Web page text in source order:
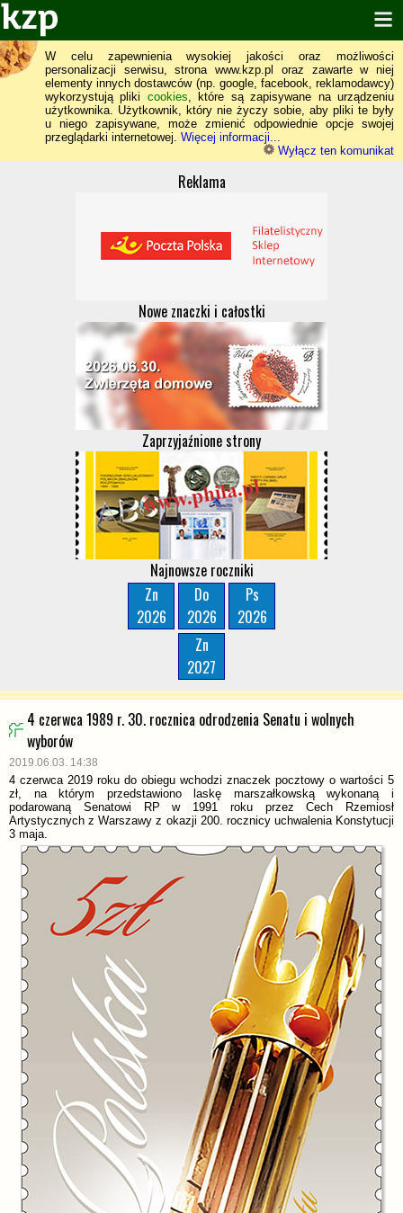
W celu zapewnienia wysokiej jakości oraz możliwości
personalizacji serwisu, strona www.kzp.pl oraz zawarte w niej
elementy innych dostawców (np. google, facebook, reklamodawcy)
wykorzystują pliki cookies, które są zapisywane na urządzeniu
użytkownika. Użytkownik, który nie życzy sobie, aby pliki te były
u niego zapisywane, może zmienić odpowiednie opcje swojej
przeglądarki internetowej. Więcej informacji...
Wyłącz ten komunikat
Reklama
Nowe znaczki i całostki
Zaprzyjaźnione strony
Najnowsze roczniki
Zn
2026
Do
2026
Ps
2026
Zn
2027
4 czerwca 1989 r. 30. rocznica odrodzenia Senatu i wolnych
wyborów
2019.06.03. 14:38
4 czerwca 2019 roku do obiegu wchodzi znaczek pocztowy o wartości 5
zł, na którym przedstawiono laskę marszałkowską wykonaną i
podarowaną Senatowi RP w 1991 roku przez Cech Rzemiosł
Artystycznych z Warszawy z okazji 200. rocznicy uchwalenia Konstytucji
3 maja.